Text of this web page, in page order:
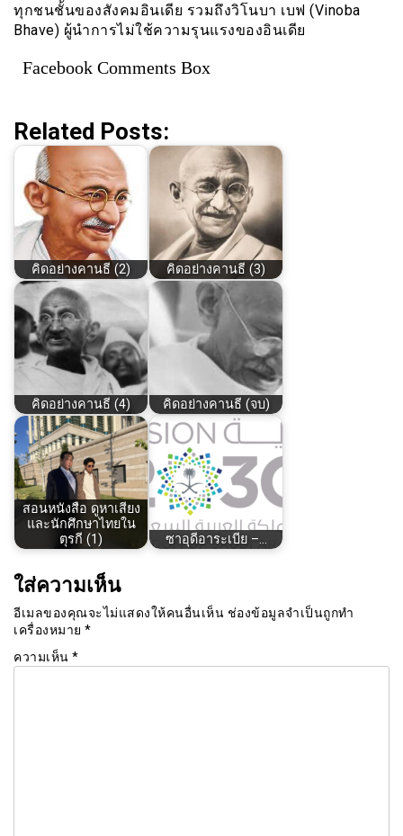
ทุกชนชั้นของสังคมอินเดีย รวมถึงวิโนบา เบฟ (Vinoba
Bhave) ผู้นำการไม่ใช้ความรุนแรงของอินเดีย
Facebook Comments Box
Related Posts:
คิดอย่างคานธี (2) คิดอย่างคานธี (3)
คิดอย่างคานธี (4) คิดอย่างคานธี (จบ)
สอนหนังสือ ดูหาเสียง
และนักศึกษาไทยใน
ตุรกี (1)
ซาอุดีอาระเบีย –…
ใส่ความเห็น
อีเมลของคุณจะไม่แสดงให้คนอื่นเห็น ช่องข้อมูลจำเป็นถูกทำ
เครื่องหมาย *
ความเห็น *